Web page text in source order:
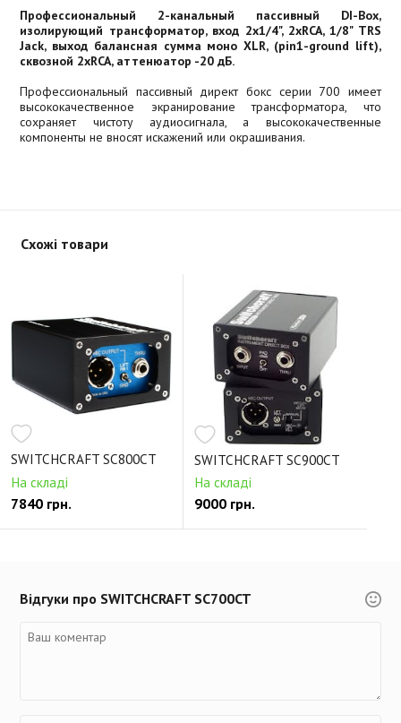
Профессиональный 2-канальный пассивный DI-Box,
изолирующий трансформатор, вход 2х1/4", 2xRCA, 1/8" TRS
Jack, выход балансная сумма моно XLR, (pin1-ground lift),
сквозной 2xRCA, аттенюатор -20 дБ.
Профессиональный пассивный директ бокс серии 700 имеет
высококачественное экранирование трансформатора, что
сохраняет чистоту аудиосигнала, а высококачественные
компоненты не вносят искажений или окрашивания.
Схожі товари
SWITCHCRAFT SC800CT
На складі
7840 грн.
SWITCHCRAFT SC900CT
На складі
9000 грн.
Відгуки про SWITCHCRAFT SC700CT